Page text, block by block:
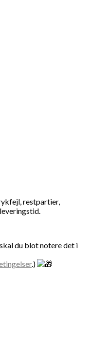
restpartier,
du blot notere det i
.)